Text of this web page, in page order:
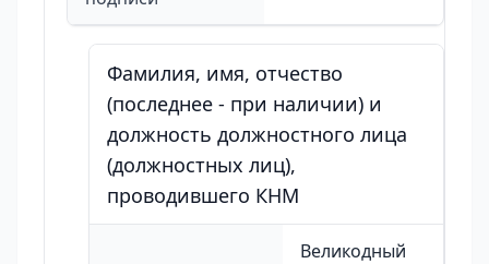
Фамилия, имя, отчество
(последнее - при наличии) и
должность должностного лица
(должностных лиц),
проводившего КНМ
Великодный